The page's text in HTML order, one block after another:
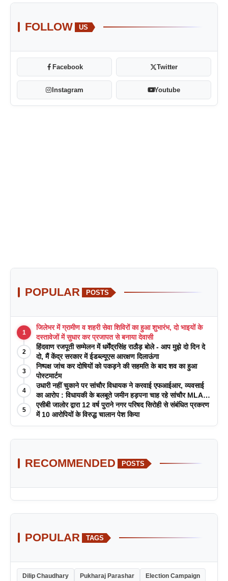
FOLLOW US
Facebook Twitter
Instagram Youtube
POPULAR POSTS
1
जिलेभर में ग्रामीण व शहरी सेवा शिविरों का हुआ शुभारंभ, दो भाइयों के
दस्तावेजों में सुधार कर प्रजापत से बनाया देवासी
2
हिंदवाण रजपूती सम्मेलन में धर्मेंद्रसिंह राठौड़ बोले - आप मुझे दो दिन दे
दो, मैं केंद्र सरकार में ईडब्ल्यूएस आरक्षण दिलाऊंगा
3
निष्पक्ष जांच कर दोषियों को पकड़ने की सहमति के बाद शव का हुआ
पोस्टमार्टम
4
उधारी नहीं चुकाने पर सांचौर विधायक ने करवाई एफआईआर, व्यवसाई
का आरोप : विधायकी के बलबूते जमीन हड़पना चाह रहे सांचौर MLA
जीवाराम !
5
एसीबी जालोर द्वारा 12 वर्ष पुराने नगर परिषद सिरोही से संबंधित प्रकरण
में 10 आरोपियों के विरुद्ध चालान पेश किया
RECOMMENDED POSTS
POPULAR TAGS
Dilip Chaudhary Pukharaj Parashar Election Campaign